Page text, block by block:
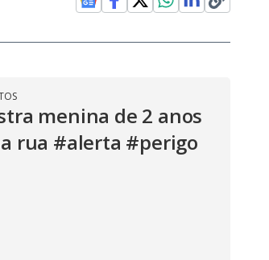
menina de 2 anos
rua #alerta #perigo